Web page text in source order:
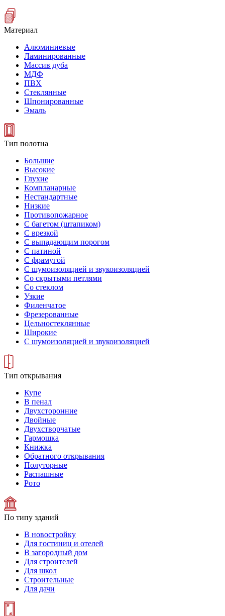
Материал
Алюминиевые
Ламинированные
Массив дуба
МДФ
ПВХ
Стеклянные
Шпонированные
Эмаль
Тип полотна
Большие
Высокие
Глухие
Компланарные
Нестандартные
Низкие
Противопожарное
С багетом (штапиком)
С врезкой
С выпадающим порогом
С патиной
С фрамугой
С шумоизоляцией и звукоизоляцией
Со скрытыми петлями
Со стеклом
Узкие
Филенчатое
Фрезерованные
Цельностеклянные
Широкие
С шумоизоляцией и звукоизоляцией
Тип открывания
Купе
В пенал
Двухсторонние
Двойные
Двухстворчатые
Гармошка
Книжка
Обратного открывания
Полуторные
Распашные
Рото
По типу зданий
В новостройку
Для гостиниц и отелей
В загородный дом
Для строителей
Для школ
Строительные
Для дачи